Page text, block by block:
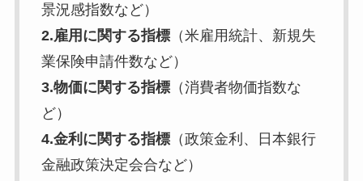
景況感指数など）
2.雇用に関する指標（米雇用統計、新規失
業保険申請件数など）
3.物価に関する指標（消費者物価指数な
ど）
4.金利に関する指標（政策金利、日本銀行
金融政策決定会合など）